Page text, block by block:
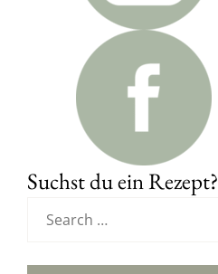
Suchst du ein Rezept?